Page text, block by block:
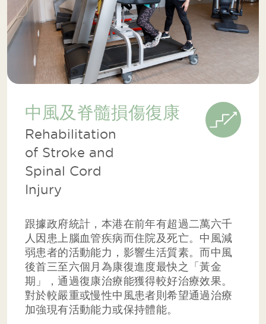
中風及脊髓損傷復康
Rehabilitation
of Stroke and
Spinal Cord
Injury
跟據政府統計，本港在前年有超過二萬六千
人因患上腦血管疾病而住院及死亡。中風減
弱患者的活動能力，影響生活質素。而中風
後首三至六個月為康復進度最快之「黃金
期」，通過復康治療能獲得較好治療效果。
對於較嚴重或慢性中風患者則希望通過治療
加強現有活動能力或保持體能。